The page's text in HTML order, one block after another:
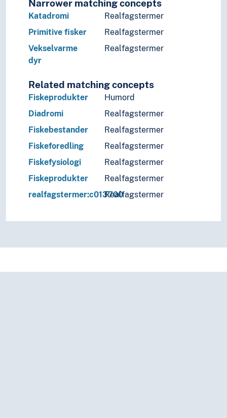
Narrower matching concepts
Katadromi
Realfagstermer
Primitive fisker
Realfagstermer
Vekselvarme
dyr
Realfagstermer
Related matching concepts
Fiskeprodukter
Humord
Diadromi
Realfagstermer
Fiskebestander
Realfagstermer
Fiskeforedling
Realfagstermer
Fiskefysiologi
Realfagstermer
Fiskeprodukter
Realfagstermer
realfagstermer:c013700Realfagstermer